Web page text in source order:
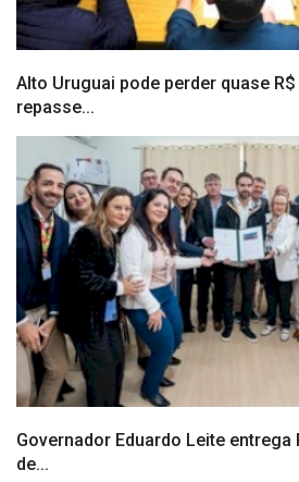
Alto Uruguai pode perder quase
repasse...
Governador Eduardo Leite
de...